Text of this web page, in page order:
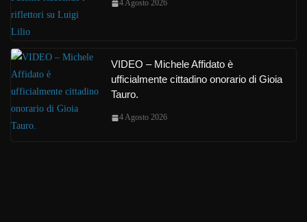
4 Agosto 2026
VIDEO – Michele Affidato è
ufficialmente cittadino onorario di Gioia
Tauro.
4 Agosto 2026